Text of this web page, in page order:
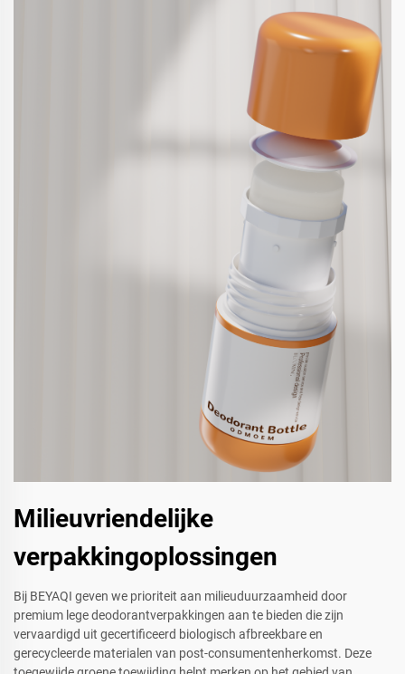
Milieuvriendelijke
verpakkingoplossingen
Bij BEYAQI geven we prioriteit aan milieuduurzaamheid door
premium lege deodorantverpakkingen aan te bieden die zijn
vervaardigd uit gecertificeerd biologisch afbreekbare en
gerecycleerde materialen van post-consumentenherkomst. Deze